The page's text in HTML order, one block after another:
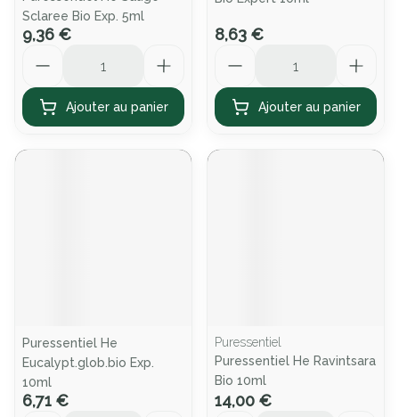
Sclaree Bio Exp. 5ml
9,36 €
Ajouter au panier
8,63 €
Ajouter au panier
Puressentiel He
Eucalypt.glob.bio Exp.
10ml
6,71 €
Puressentiel
Puressentiel He Ravintsara
Bio 10ml
14,00 €